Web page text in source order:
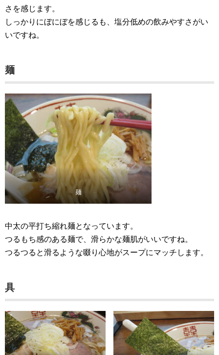
さを感じます。
しっかりにぼにぼを感じるも、塩分低めの飲みやすさがい
いですね。
麺
麺
中太の平打ち縮れ麺となっています。
つるもち感のある麺で、滑らかな麺肌がいいですね。
つるつると滑るような啜り心地がスープにマッチします。
具